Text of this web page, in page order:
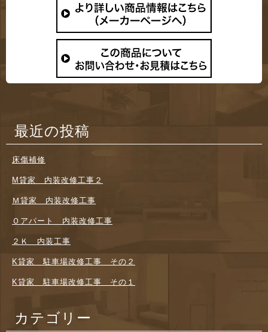
最近の投稿
床傷補修
M貸家 内装改修工事２
Ｍ貸家 内装改修工事
Ｏアパート 内装改修工事
２Ｋ 内装工事
K貸家 駐車場改修工事 その２
K貸家 駐車場改修工事 その１
カテゴリー